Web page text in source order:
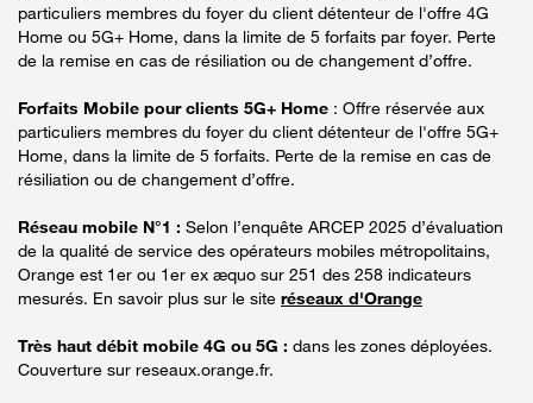
particuliers membres du foyer du client détenteur de l'offre 4G
Home ou 5G+ Home, dans la limite de 5 forfaits par foyer. Perte
de la remise en cas de résiliation ou de changement d’offre.
Forfaits Mobile pour clients 5G+ Home : Offre réservée aux
particuliers membres du foyer du client détenteur de l'offre 5G+
Home, dans la limite de 5 forfaits. Perte de la remise en cas de
résiliation ou de changement d’offre.
Réseau mobile N°1 : Selon l’enquête ARCEP 2025 d’évaluation
de la qualité de service des opérateurs mobiles métropolitains,
Orange est 1er ou 1er ex æquo sur 251 des 258 indicateurs
mesurés. En savoir plus sur le site réseaux d'Orange
Très haut débit mobile 4G ou 5G : dans les zones déployées.
Couverture sur reseaux.orange.fr.